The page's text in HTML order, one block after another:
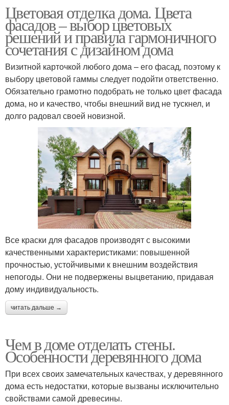
Цветовая отделка дома. Цвета
фасадов – выбор цветовых
решений и правила гармоничного
сочетания с дизайном дома
Визитной карточкой любого дома – его фасад, поэтому к
выбору цветовой гаммы следует подойти ответственно.
Обязательно грамотно подобрать не только цвет фасада
дома, но и качество, чтобы внешний вид не тускнел, и
долго радовал своей новизной.
Все краски для фасадов производят с высокими
качественными характеристиками: повышенной
прочностью, устойчивыми к внешним воздействия
непогоды. Они не подвержены выцветанию, придавая
дому индивидуальность.
читать дальше →
Чем в доме отделать стены.
Особенности деревянного дома
При всех своих замечательных качествах, у деревянного
дома есть недостатки, которые вызваны исключительно
свойствами самой древесины.